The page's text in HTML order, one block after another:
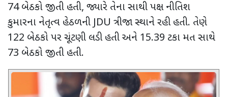
74બેઠકો જીતી હતી, જ્યારે તેના સાથી પક્ષ નીતિશ
કુમારના નેતૃત્વ હેઠળની JDU ત્રીજા સ્થાને રહી હતી. તેણે
122 બેઠકો પર ચૂંટણી લડી હતી અને 15.39 ટકા મત સાથે
73 બેઠકો જીતી હતી.